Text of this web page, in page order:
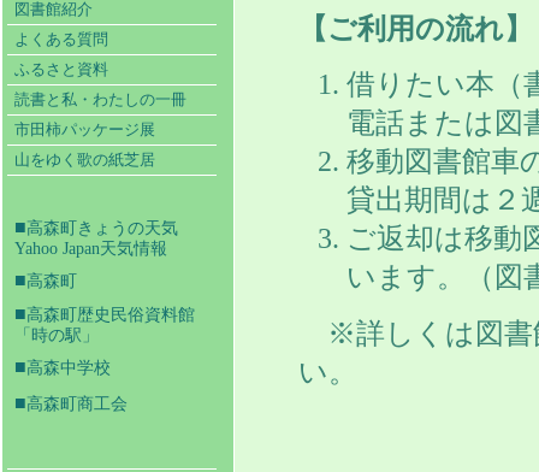
図書館紹介
よくある質問
ふるさと資料
読書と私・わたしの一冊
市田柿パッケージ展
山をゆく歌の紙芝居
■高森町きょうの天気
Yahoo Japan天気情報
■高森町
■高森町歴史民俗資料館
「時の駅」
■高森中学校
■高森町商工会
【ご利用の流れ】
借りたい本（
電話または図
移動図書館車
貸出期間は２
ご返却は移動
います。（図
※詳しくは図書
い。